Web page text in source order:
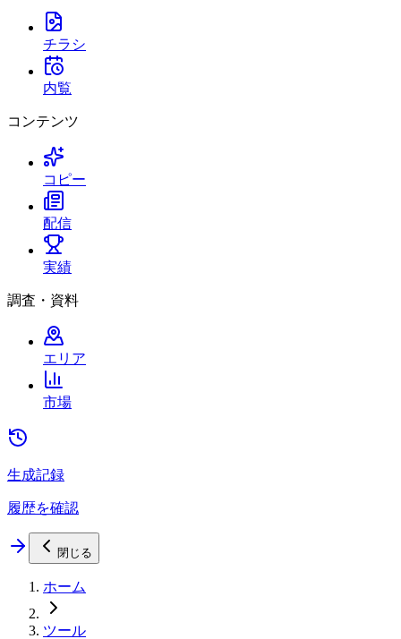
チラシ
内覧
コンテンツ
コピー
配信
実績
調査・資料
エリア
市場
生成記録
履歴を確認
閉じる
ホーム
ツール